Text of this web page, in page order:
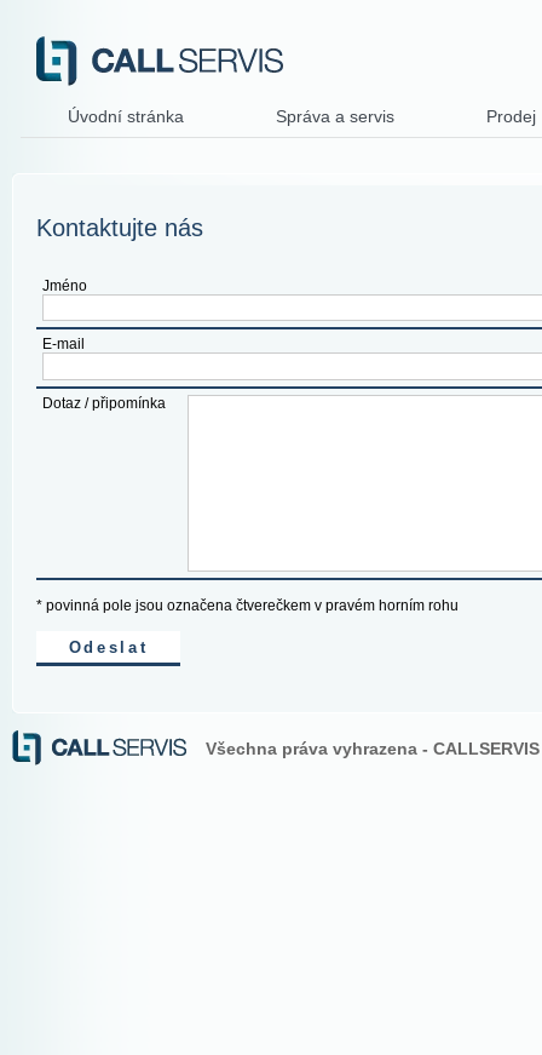
Úvodní stránka Správa a servis Prodej
Kontaktujte nás
Jméno
E-mail
Dotaz / připomínka
* povinná pole jsou označena čtverečkem v pravém horním rohu
Všechna práva vyhrazena -